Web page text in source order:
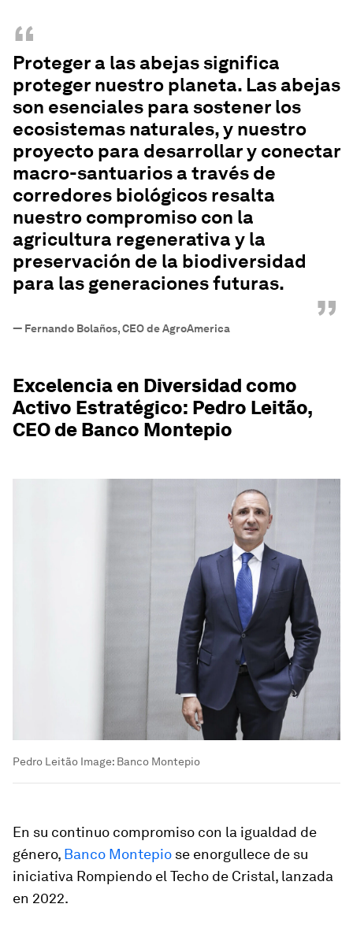
“
Proteger a las abejas significa
proteger nuestro planeta. Las abejas
son esenciales para sostener los
ecosistemas naturales, y nuestro
proyecto para desarrollar y conectar
macro-santuarios a través de
corredores biológicos resalta
nuestro compromiso con la
agricultura regenerativa y la
preservación de la biodiversidad
para las generaciones futuras.
”
— Fernando Bolaños, CEO de AgroAmerica
Excelencia en Diversidad como
Activo Estratégico: Pedro Leitão,
CEO de Banco Montepio
Pedro Leitão Image: Banco Montepio
En su continuo compromiso con la igualdad de
género, Banco Montepio se enorgullece de su
iniciativa Rompiendo el Techo de Cristal, lanzada
en 2022.